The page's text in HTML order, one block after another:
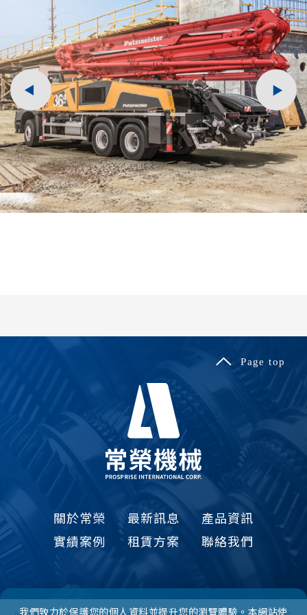
關於常榮 最新訊息
產品資訊
實績案例
租賃方案 聯絡我們
我們致力於保護您的個人資料並提升您的瀏覽體驗。本網站使